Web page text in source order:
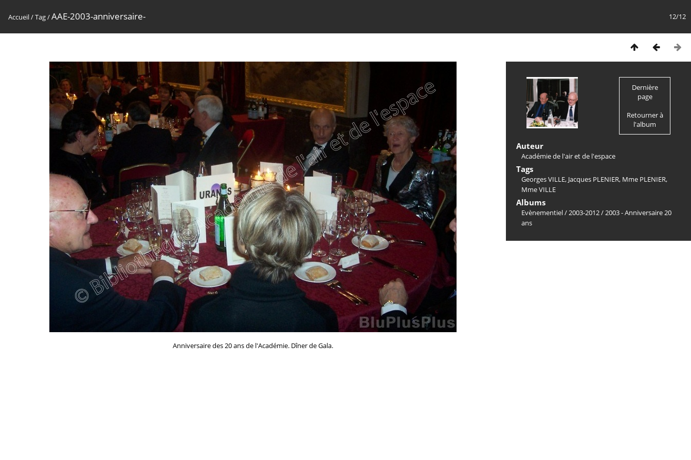
12/12
Accueil/Tag/AAE-2003-anniversaire-
Anniversaire des 20 ans de l'Académie. Dîner de Gala.
Dernière
page
Retourner à
l'album
Auteur
Académie de l'air et de l'espace
Tags
Georges VILLE, Jacques PLENIER, Mme PLENIER,
Mme VILLE
Albums
Evènementiel/2003-2012/2003 - Anniversaire 20
ans